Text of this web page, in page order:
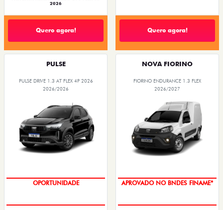
2026
Quero agora! Quero agora!
PULSE
PULSE DRIVE 1.3 AT FLEX 4P 2026
2026/2026
OPORTUNIDADE
NOVA FIORINO
FIORINO ENDURANCE 1.3 FLEX
2026/2027
APROVADO NO BNDES FINAME*